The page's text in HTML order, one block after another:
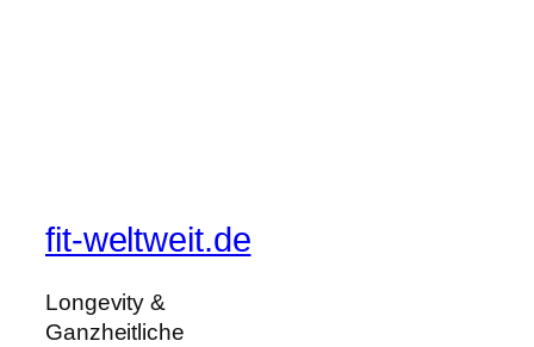
fit-weltweit.de
Longevity &
Ganzheitliche